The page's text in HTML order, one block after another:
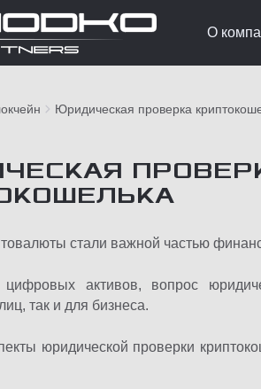
О
Юридическая проверка
стали важной частью
активов, вопрос
так и для бизнеса.
юридической проверки